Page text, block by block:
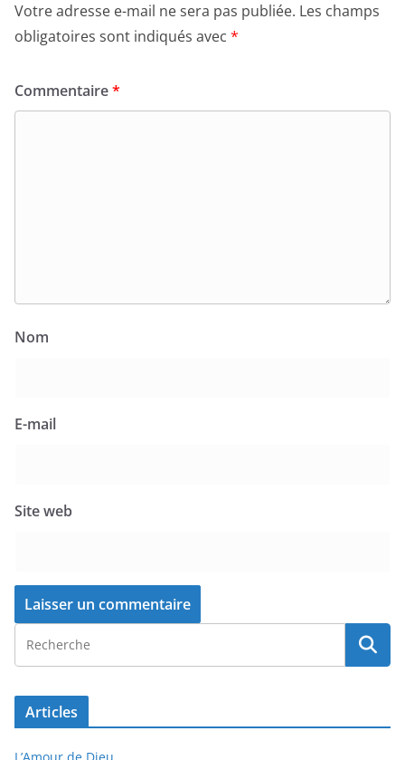
Votre adresse e-mail ne sera pas publiée. Les champs
obligatoires sont indiqués avec *
Commentaire*
Nom
E-mail
Site web
Articles